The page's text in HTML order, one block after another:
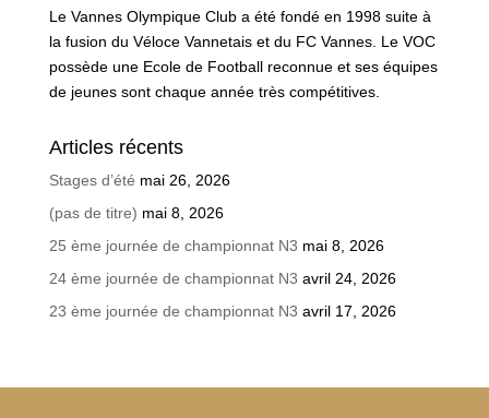
Le Vannes Olympique Club a été fondé en 1998 suite à
la fusion du Véloce Vannetais et du FC Vannes. Le VOC
possède une Ecole de Football reconnue et ses équipes
de jeunes sont chaque année très compétitives.
Articles récents
Stages d’été mai 26, 2026
(pas de titre) mai 8, 2026
25 ème journée de championnat N3 mai 8, 2026
24 ème journée de championnat N3 avril 24, 2026
23 ème journée de championnat N3 avril 17, 2026